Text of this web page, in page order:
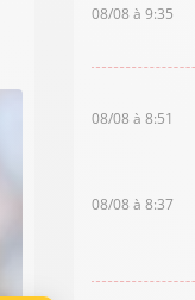
08/08 à 9:35
08/08 à 8:51
08/08 à 8:37